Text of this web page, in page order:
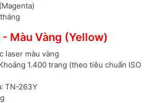
Màu Vàng (Yellow)
laser màu vàng
1.400 trang (theo tiêu chuẩn ISO
: TN-263Y